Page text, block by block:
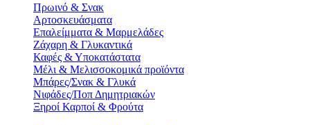
Πρωινό & Σνακ
Αρτοσκευάσματα
Επαλείμματα & Μαρμελάδες
Ζάχαρη & Γλυκαντικά
Καφές & Υποκατάστατα
Μέλι & Μελισσοκομικά προϊόντα
Μπάρες/Σνακ & Γλυκά
Νιφάδες/Ποπ Δημητριακών
Ξηροί Καρποί & Φρούτα